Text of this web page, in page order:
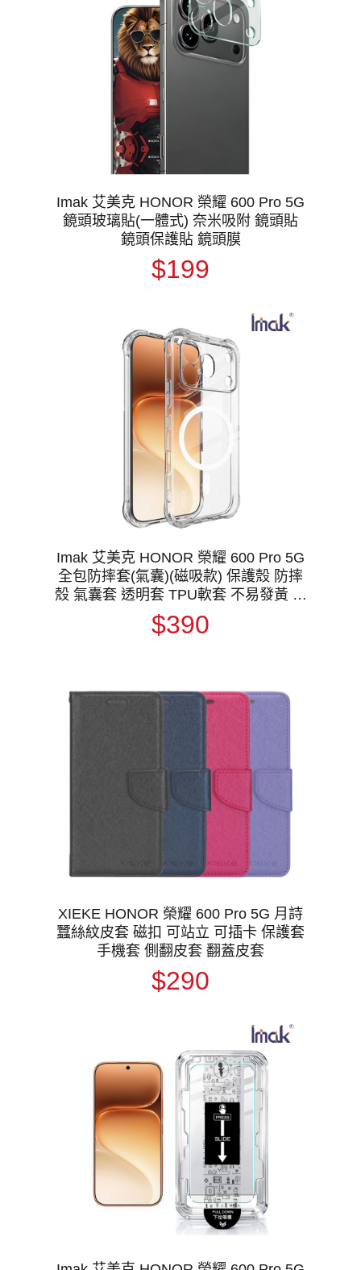
Imak 艾美克 HONOR 榮耀 600 Pro 5G
鏡頭玻璃貼(一體式) 奈米吸附 鏡頭貼
鏡頭保護貼 鏡頭膜
$199
Imak 艾美克 HONOR 榮耀 600 Pro 5G
全包防摔套(氣囊)(磁吸款) 保護殼 防摔
殼 氣囊套 透明套 TPU軟套 不易發黃 支
援 MagSafe
$390
XIEKE HONOR 榮耀 600 Pro 5G 月詩
蠶絲紋皮套 磁扣 可站立 可插卡 保護套
手機套 側翻皮套 翻蓋皮套
$290